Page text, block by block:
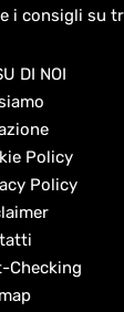
i consigli su
DI NOI
Policy
Policy
Checking